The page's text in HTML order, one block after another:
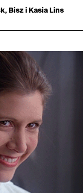
Bisz i Kasia Lins